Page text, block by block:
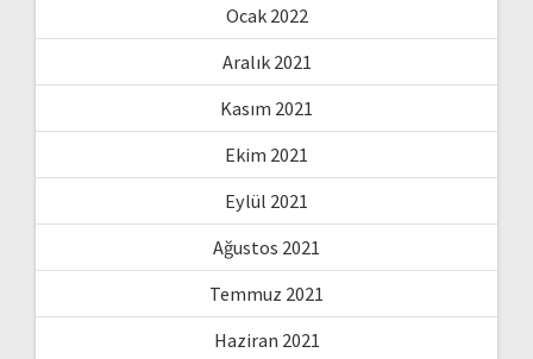
Ocak 2022
Aralık 2021
Kasım 2021
Ekim 2021
Eylül 2021
Ağustos 2021
Temmuz 2021
Haziran 2021